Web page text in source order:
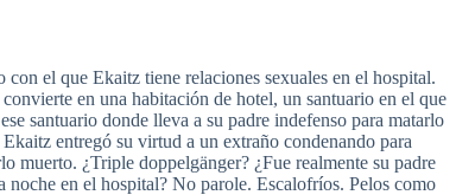
el que Ekaitz tiene relaciones sexuales en el hospital.
en una habitación de hotel, un santuario en el que
santuario donde lleva a su padre indefenso para matarlo
entregó su virtud a un extraño condenando para
muerto. ¿Triple doppelgänger? ¿Fue realmente su padre
noche en el hospital? No parole. Escalofríos. Pelos como